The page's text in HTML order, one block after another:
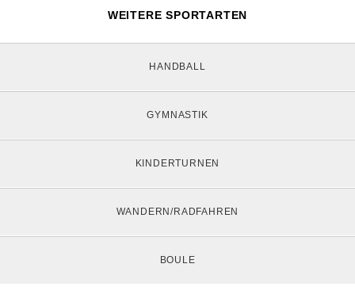
WEITERE SPORTARTEN
HANDBALL
GYMNASTIK
KINDERTURNEN
WANDERN/RADFAHREN
BOULE